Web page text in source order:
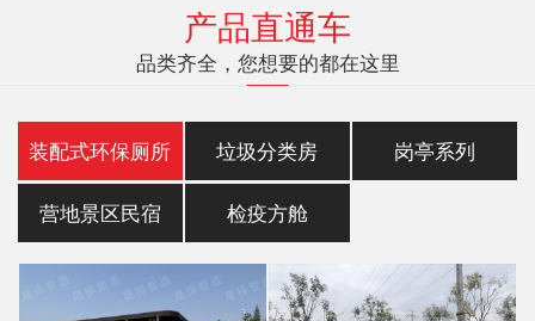
产品直通车
品类齐全，您想要的都在这里
装配式环保厕所 垃圾分类房 岗亭系列
营地景区民宿 检疫方舱